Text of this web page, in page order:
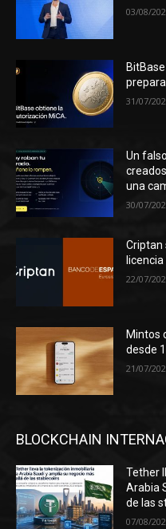
03/08/
31/07/
Un
una
30/07/
Criptan
22/07/
Mintos
desde
21/07/
BLOCKCHAIN
Tether
Arabia
de las
07/08/